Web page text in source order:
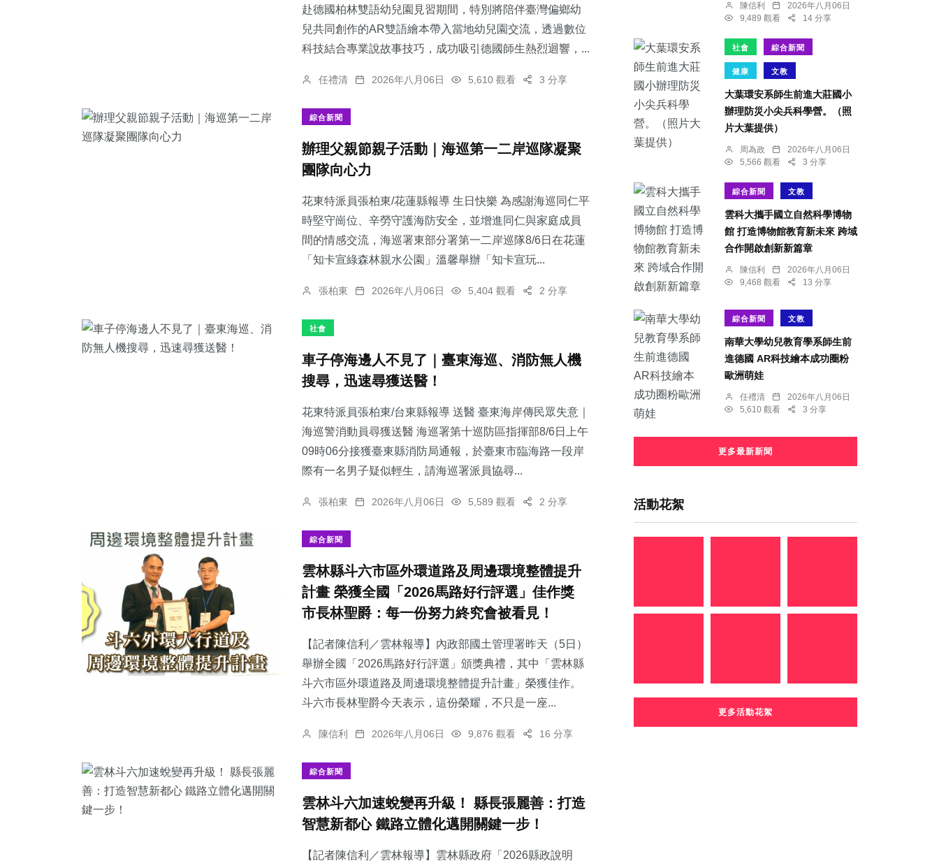
赴德國柏林雙語幼兒園見習期間，特別將陪伴臺灣偏鄉幼
兒共同創作的AR雙語繪本帶入當地幼兒園交流，透過數位
科技結合專業說故事技巧，成功吸引德國師生熱烈迴響，...
任禮清 2026年八月06日 5,610 觀看 3 分享
綜合新聞
辦理父親節親子活動｜海巡第一二岸巡隊凝聚
團隊向心力
花東特派員張柏東/花蓮縣報導 生日快樂 為感謝海巡同仁平
時堅守崗位、辛勞守護海防安全，並增進同仁與家庭成員
間的情感交流，海巡署東部分署第一二岸巡隊8/6日在花蓮
「知卡宣綠森林親水公園」溫馨舉辦「知卡宣玩...
張柏東 2026年八月06日 5,404 觀看 2 分享
社會
車子停海邊人不見了｜臺東海巡、消防無人機
搜尋，迅速尋獲送醫！
花東特派員張柏東/台東縣報導 送醫 臺東海岸傳民眾失意｜
海巡警消動員尋獲送醫 海巡署第十巡防區指揮部8/6日上午
09時06分接獲臺東縣消防局通報，於臺東市臨海路一段岸
際有一名男子疑似輕生，請海巡署派員協尋...
張柏東 2026年八月06日 5,589 觀看 2 分享
綜合新聞
雲林縣斗六市區外環道路及周邊環境整體提升
計畫 榮獲全國「2026馬路好行評選」佳作獎
市長林聖爵：每一份努力終究會被看見！
【記者陳信利／雲林報導】內政部國土管理署昨天（5日）
舉辦全國「2026馬路好行評選」頒獎典禮，其中「雲林縣
斗六市區外環道路及周邊環境整體提升計畫」榮獲佳作。
斗六市長林聖爵今天表示，這份榮耀，不只是一座...
陳信利 2026年八月06日 9,876 觀看 16 分享
綜合新聞
雲林斗六加速蛻變再升級！ 縣長張麗善：打造
智慧新都心 鐵路立體化邁開關鍵一步！
【記者陳信利／雲林報導】雲林縣政府「2026縣政說明
陳信利
2026年八月06日
9,489 觀看
14 分享
社會 綜合新聞
健康 文教
大葉環安系師生前進大莊國小
辦理防災小尖兵科學營。（照
片大葉提供）
周為政
2026年八月06日
5,566 觀看
3 分享
綜合新聞 文教
雲科大攜手國立自然科學博物
館 打造博物館教育新未來 跨域
合作開啟創新新篇章
陳信利
2026年八月06日
9,468 觀看
13 分享
綜合新聞 文教
南華大學幼兒教育學系師生前
進德國 AR科技繪本成功圈粉
歐洲萌娃
任禮清
2026年八月06日
5,610 觀看
3 分享
更多最新新聞
活動花絮
更多活動花絮